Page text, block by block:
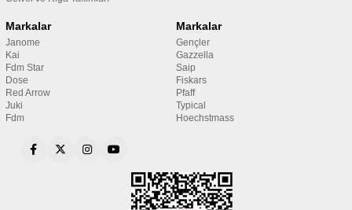
Markalar
Janome
Kai
Fdm Star
Dose
Red Arrow
Juki
Fdm
Markalar
Gençler
Gazzella
Saip
Fiskars
Pfaff
Typical
Hoechstmass